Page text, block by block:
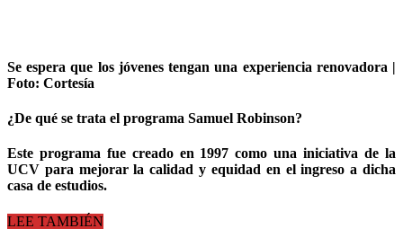
Se espera que los jóvenes tengan una experiencia renovadora |
Foto: Cortesía
¿De qué se trata el programa Samuel Robinson?
Este programa fue creado en 1997 como una iniciativa de la
UCV para mejorar la calidad y equidad en el ingreso a dicha
casa de estudios.
LEE TAMBIÉN